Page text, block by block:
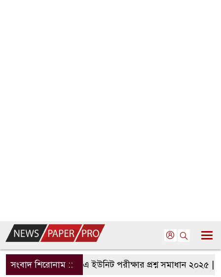
সংবাদ শিরোনাম ::রাবি এ ইউনিট পরীক্ষার প্রশ্ন সমাধান ২০২৫ |